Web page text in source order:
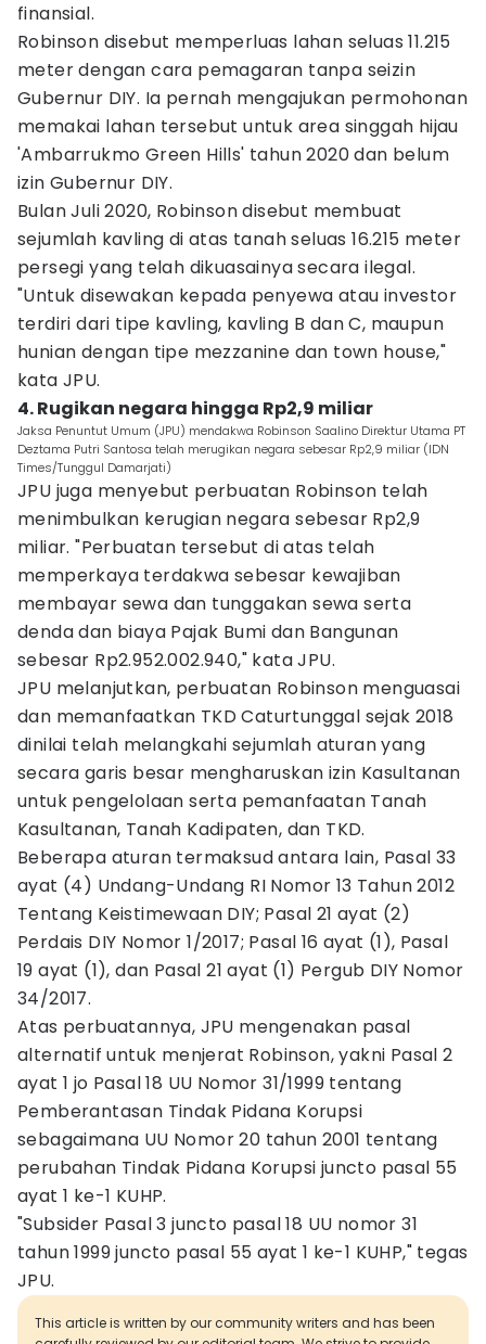
finansial.
Robinson disebut memperluas lahan seluas 11.215
meter dengan cara pemagaran tanpa seizin
Gubernur DIY. Ia pernah mengajukan permohonan
memakai lahan tersebut untuk area singgah hijau
'Ambarrukmo Green Hills' tahun 2020 dan belum
izin Gubernur DIY.
Bulan Juli 2020, Robinson disebut membuat
sejumlah kavling di atas tanah seluas 16.215 meter
persegi yang telah dikuasainya secara ilegal.
"Untuk disewakan kepada penyewa atau investor
terdiri dari tipe kavling, kavling B dan C, maupun
hunian dengan tipe mezzanine dan town house,"
kata JPU.
4. Rugikan negara hingga Rp2,9 miliar
Jaksa Penuntut Umum (JPU) mendakwa Robinson Saalino Direktur Utama PT
Deztama Putri Santosa telah merugikan negara sebesar Rp2,9 miliar (IDN
Times/Tunggul Damarjati)
JPU juga menyebut perbuatan Robinson telah
menimbulkan kerugian negara sebesar Rp2,9
miliar. "Perbuatan tersebut di atas telah
memperkaya terdakwa sebesar kewajiban
membayar sewa dan tunggakan sewa serta
denda dan biaya Pajak Bumi dan Bangunan
sebesar Rp2.952.002.940," kata JPU.
JPU melanjutkan, perbuatan Robinson menguasai
dan memanfaatkan TKD Caturtunggal sejak 2018
dinilai telah melangkahi sejumlah aturan yang
secara garis besar mengharuskan izin Kasultanan
untuk pengelolaan serta pemanfaatan Tanah
Kasultanan, Tanah Kadipaten, dan TKD.
Beberapa aturan termaksud antara lain, Pasal 33
ayat (4) Undang-Undang RI Nomor 13 Tahun 2012
Tentang Keistimewaan DIY; Pasal 21 ayat (2)
Perdais DIY Nomor 1/2017; Pasal 16 ayat (1), Pasal
19 ayat (1), dan Pasal 21 ayat (1) Pergub DIY Nomor
34/2017.
Atas perbuatannya, JPU mengenakan pasal
alternatif untuk menjerat Robinson, yakni Pasal 2
ayat 1 jo Pasal 18 UU Nomor 31/1999 tentang
Pemberantasan Tindak Pidana Korupsi
sebagaimana UU Nomor 20 tahun 2001 tentang
perubahan Tindak Pidana Korupsi juncto pasal 55
ayat 1 ke-1 KUHP.
"Subsider Pasal 3 juncto pasal 18 UU nomor 31
tahun 1999 juncto pasal 55 ayat 1 ke-1 KUHP," tegas
JPU.
This article is written by our community writers and has been